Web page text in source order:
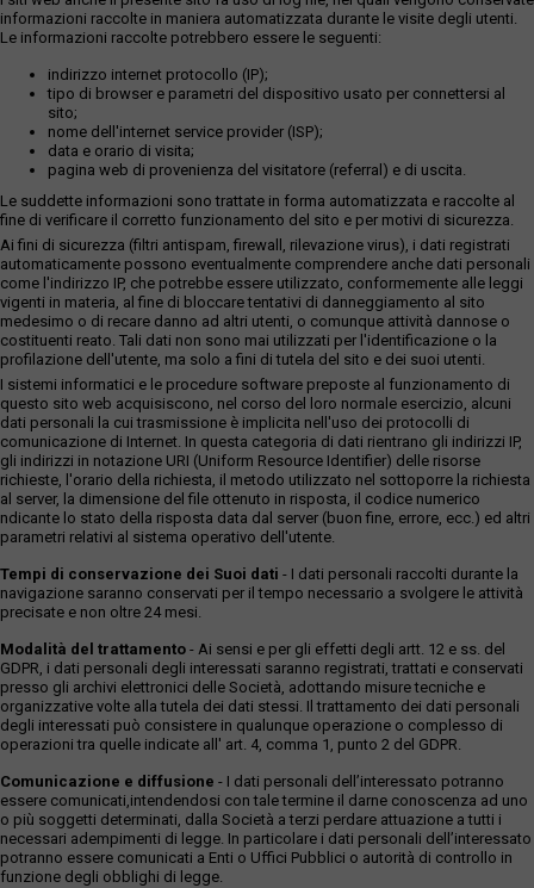
informazioni raccolte in maniera automatizzata durante le visite degli utenti.
Le informazioni raccolte potrebbero essere le seguenti:
indirizzo internet protocollo (IP);
tipo di browser e parametri del dispositivo usato per connettersi al
sito;
nome dell'internet service provider (ISP);
data e orario di visita;
pagina web di provenienza del visitatore (referral) e di uscita.
Le suddette informazioni sono trattate in forma automatizzata e raccolte al
fine di verificare il corretto funzionamento del sito e per motivi di sicurezza.
Ai fini di sicurezza (filtri antispam, firewall, rilevazione virus), i dati registrati
automaticamente possono eventualmente comprendere anche dati personali
come l'indirizzo IP, che potrebbe essere utilizzato, conformemente alle leggi
vigenti in materia, al fine di bloccare tentativi di danneggiamento al sito
medesimo o di recare danno ad altri utenti, o comunque attività dannose o
costituenti reato. Tali dati non sono mai utilizzati per l'identificazione o la
profilazione dell'utente, ma solo a fini di tutela del sito e dei suoi utenti.
I sistemi informatici e le procedure software preposte al funzionamento di
questo sito web acquisiscono, nel corso del loro normale esercizio, alcuni
dati personali la cui trasmissione è implicita nell'uso dei protocolli di
comunicazione di Internet. In questa categoria di dati rientrano gli indirizzi IP,
gli indirizzi in notazione URI (Uniform Resource Identifier) delle risorse
richieste, l'orario della richiesta, il metodo utilizzato nel sottoporre la richiesta
al server, la dimensione del file ottenuto in risposta, il codice numerico
ndicante lo stato della risposta data dal server (buon fine, errore, ecc.) ed altri
parametri relativi al sistema operativo dell'utente.
Tempi di conservazione dei Suoi dati - I dati personali raccolti durante la
navigazione saranno conservati per il tempo necessario a svolgere le attività
precisate e non oltre 24 mesi.
Modalità del trattamento - Ai sensi e per gli effetti degli artt. 12 e ss. del
GDPR, i dati personali degli interessati saranno registrati, trattati e conservati
presso gli archivi elettronici delle Società, adottando misure tecniche e
organizzative volte alla tutela dei dati stessi. Il trattamento dei dati personali
degli interessati può consistere in qualunque operazione o complesso di
operazioni tra quelle indicate all' art. 4, comma 1, punto 2 del GDPR.
Comunicazione e diffusione - I dati personali dell’interessato potranno
essere comunicati,intendendosi con tale termine il darne conoscenza ad uno
o più soggetti determinati, dalla Società a terzi perdare attuazione a tutti i
necessari adempimenti di legge. In particolare i dati personali dell’interessato
potranno essere comunicati a Enti o Uffici Pubblici o autorità di controllo in
funzione degli obblighi di legge.